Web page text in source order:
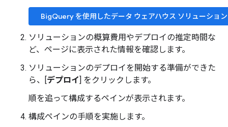
BigQuery を使用したデータ ウェアハウス ソリューショ
ソリューションの概算費用やデプロイの推定時間な
ど、ページに表示された情報を確認します。
ソリューションのデプロイを開始する準備ができた
ら、[デプロイ] をクリックします。
順を追って構成するペインが表示されます。
構成ペインの手順を実施します。